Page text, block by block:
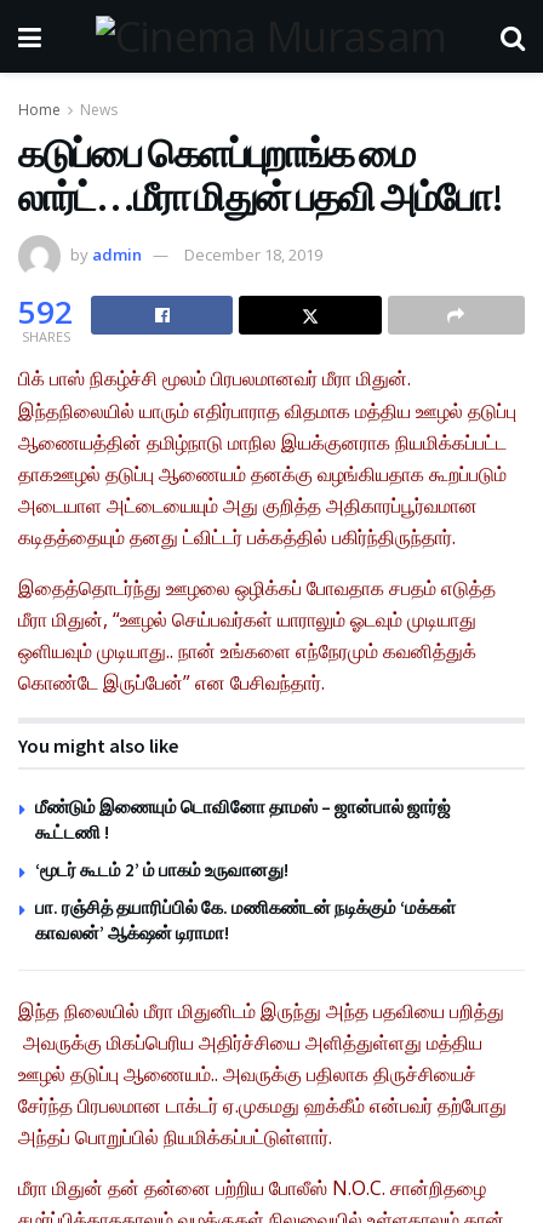
Home News
கடுப்பை கெளப்புறாங்க மை
லார்ட்…மீரா மிதுன் பதவி அம்போ!
by admin December 18, 2019
592
SHARES
பிக் பாஸ் நிகழ்ச்சி மூலம் பிரபலமானவர் மீரா மிதுன்.
இந்தநிலையில் யாரும் எதிர்பாராத விதமாக மத்திய ஊழல் தடுப்பு
ஆணையத்தின் தமிழ்நாடு மாநில இயக்குனராக நியமிக்கப்பட்ட
தாகஊழல் தடுப்பு ஆணையம் தனக்கு வழங்கியதாக கூறப்படும்
அடையாள அட்டையையும் அது குறித்த அதிகாரப்பூர்வமான
கடிதத்தையும் தனது ட்விட்டர் பக்கத்தில் பகிர்ந்திருந்தார்.
இதைத்தொடர்ந்து ஊழலை ஒழிக்கப் போவதாக சபதம் எடுத்த
மீரா மிதுன், “ஊழல் செய்பவர்கள் யாராலும் ஓடவும் முடியாது
ஒளியவும் முடியாது.. நான் உங்களை எந்நேரமும் கவனித்துக்
கொண்டே இருப்பேன்” என பேசிவந்தார்.
You might also like
மீண்டும் இணையும் டொவினோ தாமஸ் – ஜான்பால் ஜார்ஜ்
கூட்டணி !
‘மூடர் கூடம் 2’ ம் பாகம் உருவானது!
பா. ரஞ்சித் தயாரிப்பில் கே. மணிகண்டன் நடிக்கும் ‘மக்கள்
காவலன்’ ஆக்‌ஷன் டிராமா!
இந்த நிலையில் மீரா மிதுனிடம் இருந்து அந்த பதவியை பறித்து
அவருக்கு மிகப்பெரிய அதிர்ச்சியை அளித்துள்ளது மத்திய
ஊழல் தடுப்பு ஆணையம்.. அவருக்கு பதிலாக திருச்சியைச்
சேர்ந்த பிரபலமான டாக்டர் ஏ.முகமது ஹக்கீம் என்பவர் தற்போது
அந்தப் பொறுப்பில் நியமிக்கப்பட்டுள்ளார்.
மீரா மிதுன் தன் தன்னை பற்றிய போலீஸ் N.O.C. சான்றிதழை